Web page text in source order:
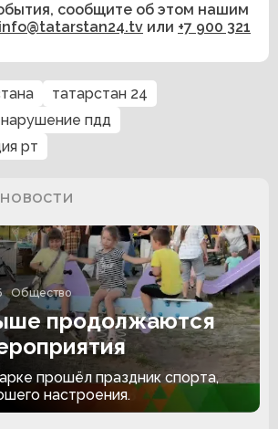
сообщите об этом нашим
info@tatarstan24.tv или +7 900 321
татарстан 24
нарушение пдд
рт
Общество
продолжаются
прошёл праздник спорта,
настроения.